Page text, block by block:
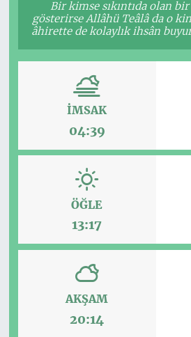
Bir kimse sıkıntıda olan
gösterirse Allâhü Teâlâ da o
âhirette de kolaylık ihsân
İMSAK
04:39
ÖĞLE
13:17
AKŞAM
20:14